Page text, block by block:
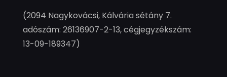
(2094 Nagykovácsi, Kálvária sétány 7.
adószám: 26136907-2-13, cégjegyzékszám:
13-09-189347)